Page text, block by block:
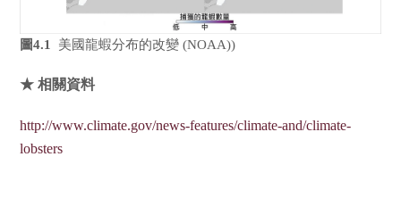
圖4.1 美國龍蝦分布的改變 (NOAA))
★ 相關資料
http://www.climate.gov/news-features/climate-and/climate-
lobsters